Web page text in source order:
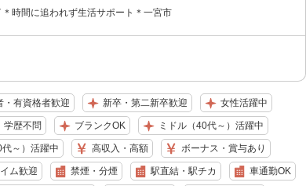
時間に追われず生活サポート＊一宮市
・有資格者歓迎 新卒・第二新卒歓迎 女性活躍中
学歴不問 ブランクOK ミドル（40代～）活躍中
～）活躍中 高収入・高額 ボーナス・賞与あり
ム歓迎 禁煙・分煙 駅直結・駅チカ 車通勤OK